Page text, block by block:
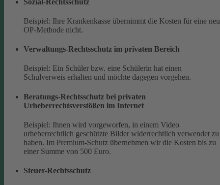
Beispiel: Ihre Krankenkasse übernimmt die Kosten für eine
OP-Methode nicht.
Verwaltungs-Rechtsschutz im privaten Bereich
Beispiel: Ein Schüler bzw. eine Schülerin hat einen
Schulverweis erhalten und möchte dagegen vorgehen.
Beratungs-Rechtsschutz bei privaten
Urheberrechtsverstößen im Internet
Beispiel: Ihnen wird vorgeworfen, in einem Video
urheberrechtlich geschützte Bilder widerrechtlich verwendet zu
haben. Im Premium-Schutz übernehmen wir die Kosten bis zu
einer Summe von 500 Euro.
Steuer-Rechtsschutz